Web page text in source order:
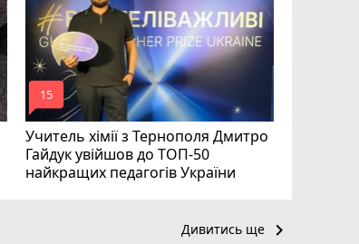
Учитель хімії з Тернополя Дмитро
Гайдук увійшов до ТОП-50
найкращих педагогів України
mode_comment
15
Дивитись ще keyboard_arrow_right